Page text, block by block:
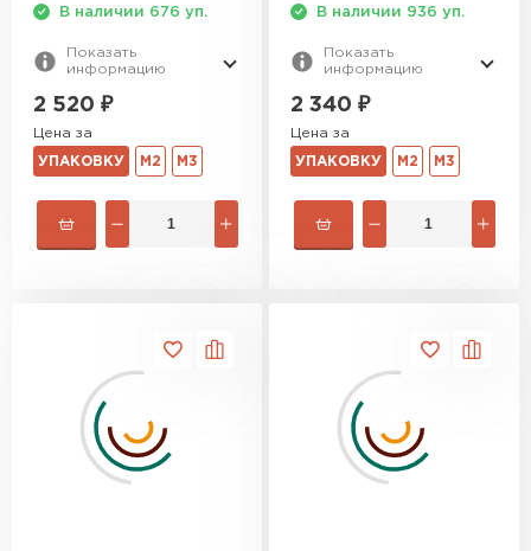
В наличии 676 уп.
Показать
информацию
2 520 ₽
Цена за
УПАКОВКУ М2 М3
В наличии 936 уп.
Показать
информацию
2 340 ₽
Цена за
УПАКОВКУ М2 М3